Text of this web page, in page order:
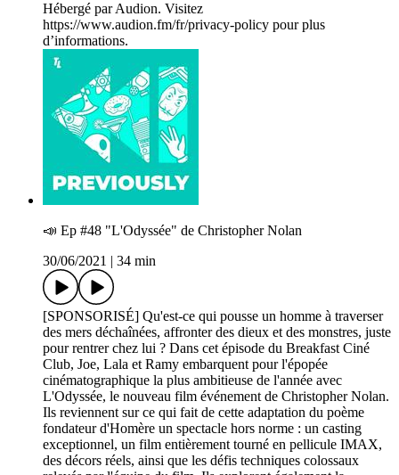
Hébergé par Audion. Visitez
https://www.audion.fm/fr/privacy-policy pour plus
d’informations.
📣 Ep #48 "L'Odyssée" de Christopher Nolan
30/06/2021
34 min
[SPONSORISÉ] Qu'est-ce qui pousse un homme à traverser
des mers déchaînées, affronter des dieux et des monstres, juste
pour rentrer chez lui ? Dans cet épisode du Breakfast Ciné
Club, Joe, Lala et Ramy embarquent pour l'épopée
cinématographique la plus ambitieuse de l'année avec
L'Odyssée, le nouveau film événement de Christopher Nolan.
Ils reviennent sur ce qui fait de cette adaptation du poème
fondateur d'Homère un spectacle hors norme : un casting
exceptionnel, un film entièrement tourné en pellicule IMAX,
des décors réels, ainsi que les défis techniques colossaux